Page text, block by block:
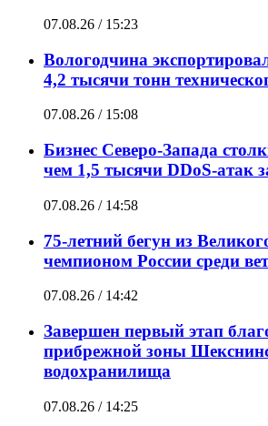
07.08.26 / 15:23
Вологодчина
4,2 тысячи тонн
07.08.26 / 15:08
Бизнес Северо-Запада
чем 1,5 тысячи DDoS-атак
07.08.26 / 14:58
75-летний бегун из
чемпионом России среди
07.08.26 / 14:42
Завершен первый этап
прибрежной зоны
водохранилища
07.08.26 / 14:25